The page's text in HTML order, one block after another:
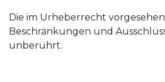
Die im Urheberrecht
Beschränkungen und
unberührt.